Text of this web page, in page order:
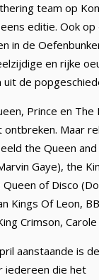
team op
editie. Ook
in de
en rijke
de
Prince en The
Maar
the Queen and
Gaye), the
of Disco
Kings Of Leon,
Crimson, Carole
aanstaande is
iedereen die het